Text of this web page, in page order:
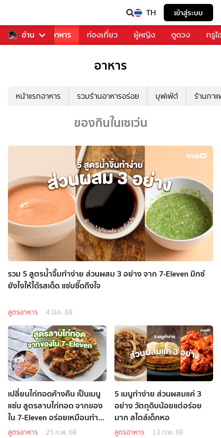
TH เข้าสู่ระบบ
อ่าน
การเพลง อาหาร ท่องเที่ยว ผู้หญิง ดูดวง ทรู
อาหาร
หน้าแรกอาหาร รวมร้านอาหารอร่อย บุฟเฟ่ต์ ร้านกา
ของกินในเซเว่น
รวม 5 สูตรน้ำจิ้มทำง่าย ส่วนผสม 3 อย่าง จาก 7-Eleven มิกซ์
ยังไงให้ได้รสเด็ด แซ่บซี๊ดถึงใจ
สูตรอาหาร 4 มี.ค. 69
เปลี่ยนไก่ทอดค้างคืน เป็นเมนู
แซ่บ สูตรลาบไก่ทอด จากของ
ใน 7-Eleven อร่อยเหมือนทำ
สดใหม่
สูตรอาหาร 25 ก.พ. 69
5 เมนูทำง่าย ส่วนผสมแค่ 3
อย่าง วัตถุดิบน้อยแต่อร่อย
มาก สไตล์เด็กหอ
สูตรอาหาร 13 ก.พ. 69